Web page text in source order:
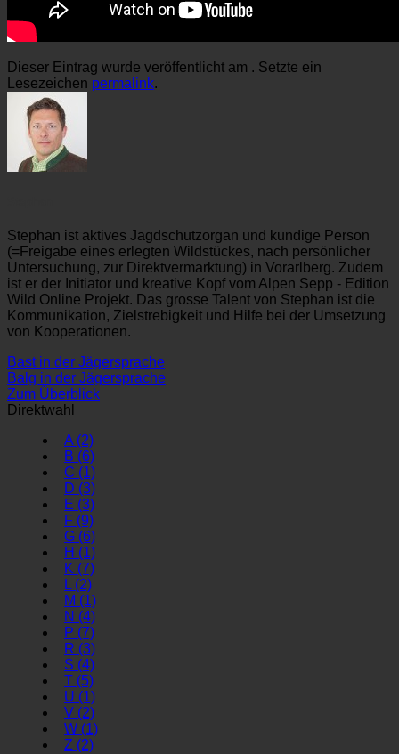
Dieser Eintrag wurde veröffentlicht am . Setzte ein
Lesezeichen permalink.
Stephan ist aktives Jagdschutzorgan und kundige Person
(=Freigabe eines erlegten Wildstückes, nach persönlicher
Untersuchung, zur Direktvermarktung) in Vorarlberg. Zudem
ist er der Initiator und kreative Kopf vom Alpen Sepp - Edition
Wild Online Projekt. Das grosse Talent von Stephan ist die
Kommunikation, Zielstrebigkeit und Hilfe bei der Umsetzung
von Kooperationen.
Bast in der Jägersprache
Balg in der Jägersprache
Zum Überblick
Direktwahl
A (2)
B (6)
C (1)
D (3)
E (3)
F (9)
G (6)
H (1)
K (7)
L (2)
M (1)
N (4)
P (7)
R (3)
S (4)
T (5)
U (1)
V (2)
W (1)
Z (2)